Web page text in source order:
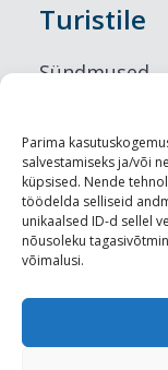
Parima
salvestamiseks ja/või
küpsised. Nende
töödelda selliseid
unikaalsed ID-d sellel
nõusoleku
võimalusi.
Turistile
Sündmused
Visit Tallinn